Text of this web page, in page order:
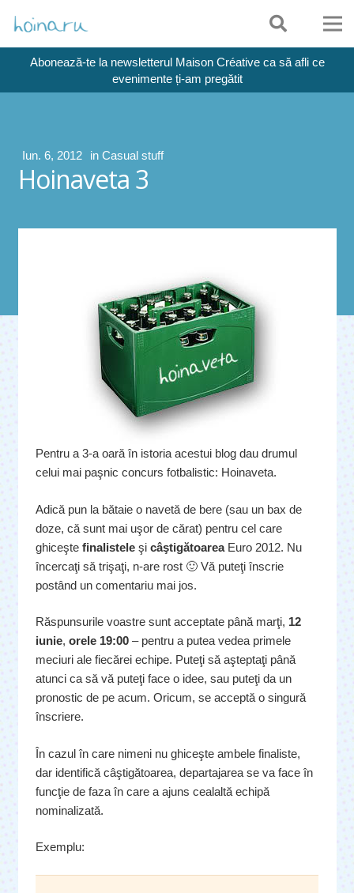
Abonează-te la newsletterul Maison Créative ca să afli ce
evenimente ți-am pregătit
Iun. 6, 2012 in Casual stuff
Hoinaveta 3
Pentru a 3-a oară în istoria acestui blog dau drumul
celui mai paşnic concurs fotbalistic: Hoinaveta.
Adică pun la bătaie o navetă de bere (sau un bax de
doze, că sunt mai uşor de cărat) pentru cel care
ghiceşte finalistele şi câştigătoareaEuro 2012. Nu
încercaţi să trişaţi, n-are rost 🙂 Vă puteţi înscrie
postând un comentariu mai jos.
Răspunsurile voastre sunt acceptate până marţi, 12
iunie, orele 19:00 – pentru a putea vedea primele
meciuri ale fiecărei echipe. Puteţi să aşteptaţi până
atunci ca să vă puteţi face o idee, sau puteţi da un
pronostic de pe acum. Oricum, se acceptă o singură
înscriere.
În cazul în care nimeni nu ghiceşte ambele finaliste,
dar identifică câştigătoarea, departajarea se va face în
funcţie de faza în care a ajuns cealaltă echipă
nominalizată.
Exemplu: